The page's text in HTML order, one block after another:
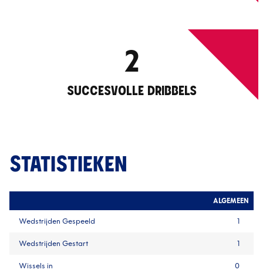
2
SUCCESVOLLE DRIBBELS
STATISTIEKEN
ALGEMEEN
Wedstrijden Gespeeld 1
Wedstrijden Gestart 1
Wissels in 0